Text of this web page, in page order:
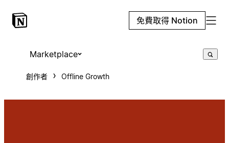
免費取得 Notion
Marketplace
創作者 Offline Growth